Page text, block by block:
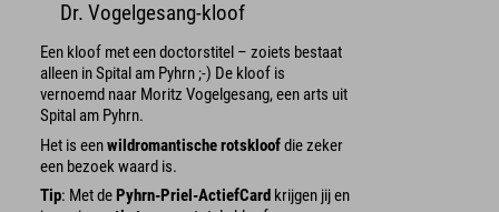
Dr. Vogelgesang-kloof
Een kloof met een doctorstitel – zoiets bestaat
alleen in Spital am Pyhrn ;-) De kloof is
vernoemd naar Moritz Vogelgesang, een arts uit
Spital am Pyhrn.
Het is eenwildromantische rotskloofdie zeker
een bezoek waard is.
Tip: Met dePyhrn-Priel-ActiefCard krijgen jij en